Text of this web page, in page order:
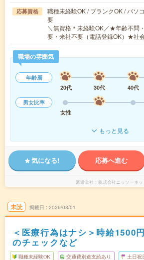
応募資格
職種未経験OK / ブランクOK / パソ
要
＼無資格＊未経験OK／★年齢不問
要・来社不要（電話登録OK）★社
職場の雰囲気
年齢層
20代
30代 40代
男女比率
女性
もっと見る
気になる! 応募へ進む
派遣会社 株式会社ニッソーネッ
未読 掲載日 2026/08/01
＜医療行為はナシ＞時給1500
のチェックなど
職種未経験OK 交通費別途支給あり 土日祝